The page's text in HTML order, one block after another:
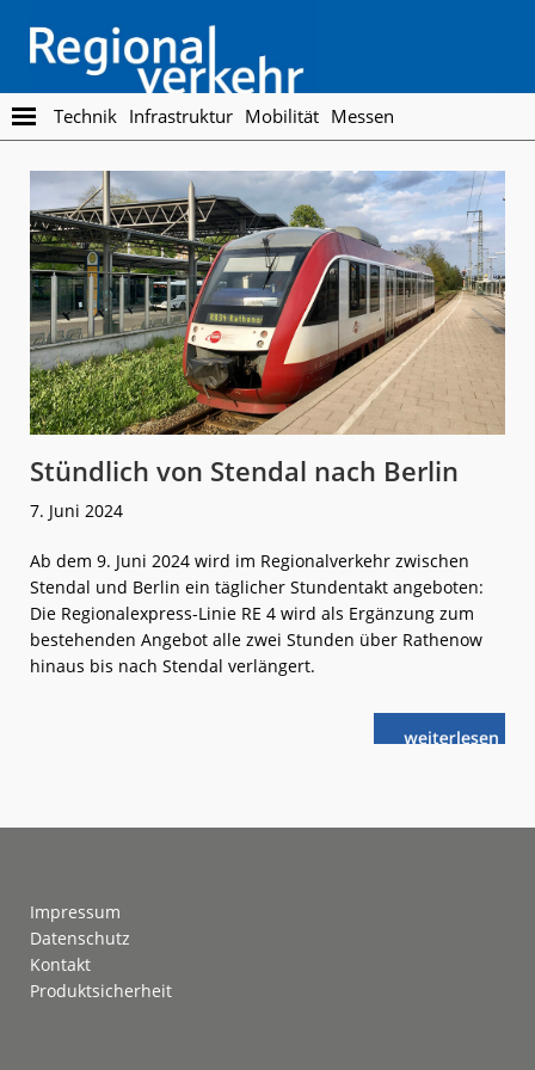
main
content
footer
Regionalverkehr
Die
Fachzeitschrift
den
Öffentlichen
Personennahverkehr
Technik Infrastruktur Mobilität Messen
Stündlich von Stendal nach Berlin
7. Juni 2024
Ab dem 9. Juni 2024 wird im Regionalverkehr zwischen
Stendal und Berlin ein täglicher Stundentakt angeboten:
Die Regionalexpress-Linie RE 4 wird als Ergänzung zum
bestehenden Angebot alle zwei Stunden über Rathenow
hinaus bis nach Stendal verlängert.
weiterlese
nStündlich
Impressum
Datenschutz
Kontakt
Produktsicherheit